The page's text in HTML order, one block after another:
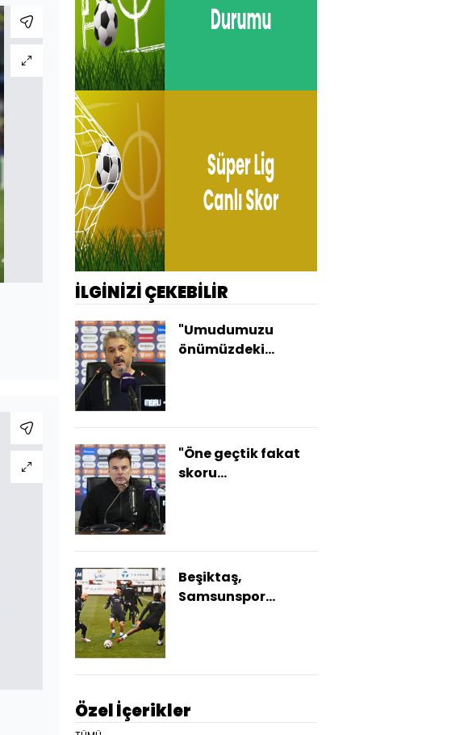
Özel İçerikler
İLGİNİZİ ÇEKEBİLİR
"Umudumuzu
önümüzdeki
"Öne geçtik fakat
skoru
Beşiktaş,
Samsunspor